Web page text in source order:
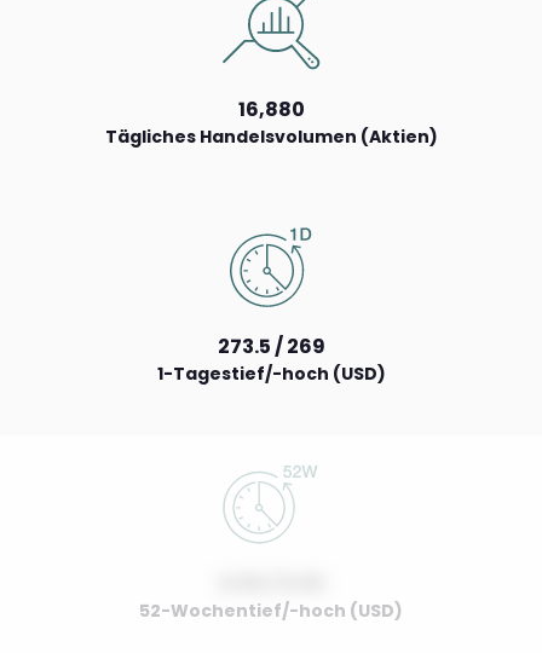
16,880
Tägliches Handelsvolumen (Aktien)
273.5 / 269
1-Tagestief/-hoch (USD)
52-Wochentief/-hoch (USD)